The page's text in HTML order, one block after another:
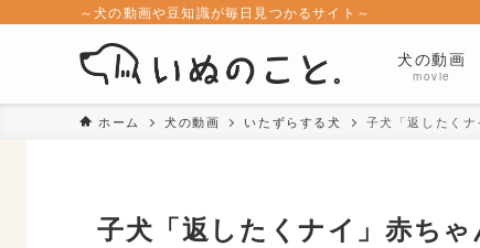
～犬の動画や豆知識が毎日見つかるサイト～
犬の動画
movie
ホーム 犬の動画 いたずらする犬 子犬「返したく
子犬「返したくナイ」赤ち